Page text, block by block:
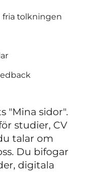
fria tolkningen
"Mina sidor".
studier, CV
talar om
Du bifogar
digitala